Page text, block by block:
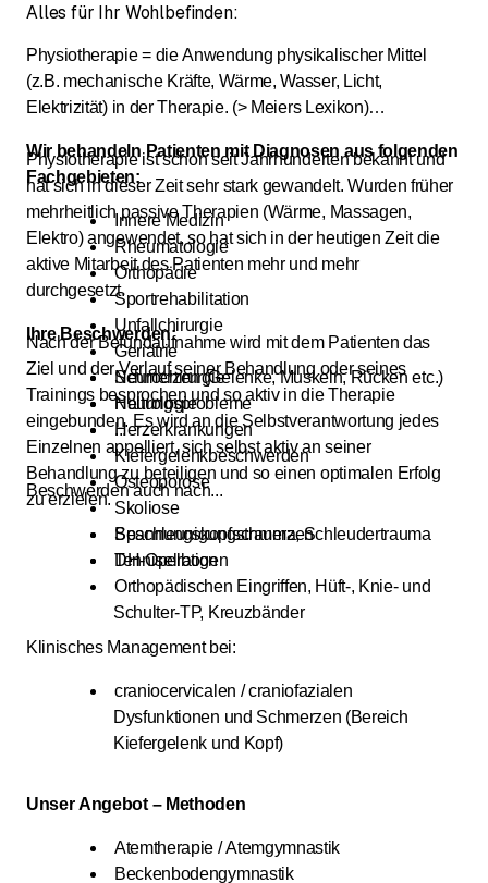
Alles für Ihr Wohlbefinden:
Physiotherapie = die Anwendung physikalischer Mittel
(z.B. mechanische Kräfte, Wärme, Wasser, Licht,
Elektrizität) in der Therapie. (> Meiers Lexikon)
Physiotherapie ist schon seit Jahrhunderten bekannt und
hat sich in dieser Zeit sehr stark gewandelt. Wurden früher
mehrheitlich passive Therapien (Wärme, Massagen,
Elektro) angewendet, so hat sich in der heutigen Zeit die
aktive Mitarbeit des Patienten mehr und mehr
durchgesetzt.
Nach der Befundaufnahme wird mit dem Patienten das
Ziel und der Verlauf seiner Behandlung oder seines
Trainings besprochen und so aktiv in die Therapie
eingebunden. Es wird an die Selbstverantwortung jedes
Einzelnen appelliert, sich selbst aktiv an seiner
Behandlung zu beteiligen und so einen optimalen Erfolg
zu erzielen.
Wir behandeln Patienten mit Diagnosen aus folgenden
Fachgebieten:
Innere Medizin
Rheumatologie
Orthopädie
Sportrehabilitation
Unfallchirurgie
Geriatrie
Neurochirurgie
Neurologie
...
Ihre Beschwerden:
Schmerzen (Gelenke, Muskeln, Rücken etc.)
Haltungsprobleme
Herzerkrankungen
Kiefergelenkbeschwerden
Osteoporose
Skoliose
Spannungskopfschmerzen
Tennisellbogen
Beschwerden auch nach...
Beschleunigungstrauma, Schleudertrauma
DH-Operation
Orthopädischen Eingriffen, Hüft-, Knie- und
Schulter-TP, Kreuzbänder
Klinisches Management bei:
craniocervicalen / craniofazialen
Dysfunktionen und Schmerzen (Bereich
Kiefergelenk und Kopf)
Unser Angebot – Methoden
Atemtherapie / Atemgymnastik
Beckenbodengymnastik